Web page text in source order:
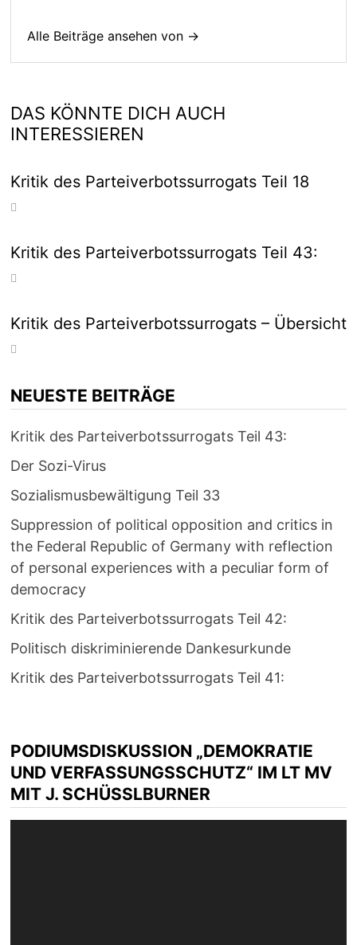
Alle Beiträge ansehen von →
DAS KÖNNTE DICH AUCH
INTERESSIEREN
Kritik des Parteiverbotssurrogats Teil 18
Kritik des Parteiverbotssurrogats Teil 43:
Kritik des Parteiverbotssurrogats – Übersicht
NEUESTE BEITRÄGE
Kritik des Parteiverbotssurrogats Teil 43:
Der Sozi-Virus
Sozialismusbewältigung Teil 33
Suppression of political opposition and critics in
the Federal Republic of Germany with reflection
of personal experiences with a peculiar form of
democracy
Kritik des Parteiverbotssurrogats Teil 42:
Politisch diskriminierende Dankesurkunde
Kritik des Parteiverbotssurrogats Teil 41:
PODIUMSDISKUSSION „DEMOKRATIE
UND VERFASSUNGSSCHUTZ“ IM LT MV
MIT J. SCHÜSSLBURNER